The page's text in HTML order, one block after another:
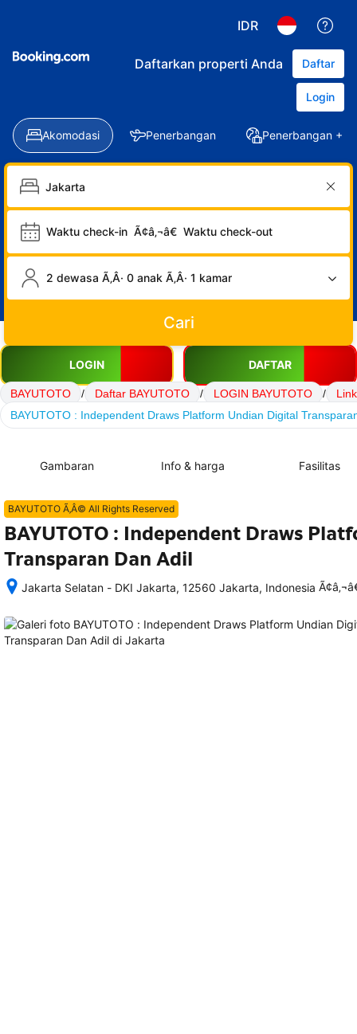
IDR
Daftarkan properti Anda Daftar
Login
Akomodasi Penerbangan Penerbangan +
Waktu check-in Ã¢â‚¬â€ Waktu check-out
2 dewasa Ã‚Â· 0 anak Ã‚Â· 1 kamar
Cari
LOGIN DAFTAR
BAYUTOTO / Daftar BAYUTOTO / LOGIN BAYUTOTO /
BAYUTOTO : Independent Draws Platform Undian Digital
Gambaran Info & harga Fasilitas
BAYUTOTO Ã‚Â© All Rights Reserved
BAYUTOTO : Independent Draws
Transparan Dan Adil
Jakarta Selatan - DKI Jakarta, 12560 Jakarta, Indonesia
memesan,
rincian